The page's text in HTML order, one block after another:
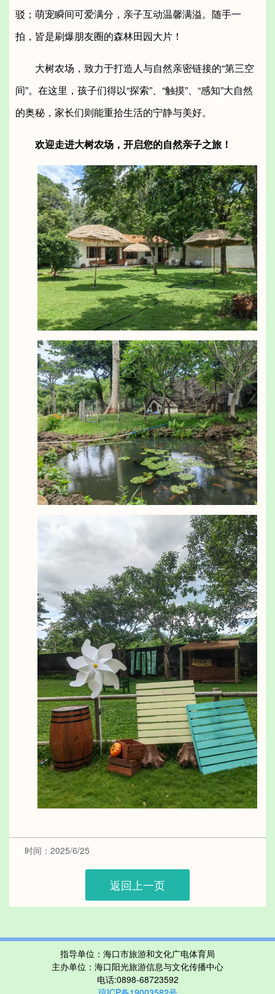
驳；萌宠瞬间可爱满分，亲子互动温馨满溢。随手一
拍，皆是刷爆朋友圈的森林田园大片！
大树农场，致力于打造人与自然亲密链接的“第三空
间”。在这里，孩子们得以“探索”、“触摸”、“感知”大自然
的奥秘，家长们则能重拾生活的宁静与美好。
欢迎走进大树农场，开启您的自然亲子之旅！
时间：2025/6/25
返回上一页
指导单位：海口市旅游和文化广电体育局
主办单位：海口阳光旅游信息与文化传播中心
电话:0898-68723592